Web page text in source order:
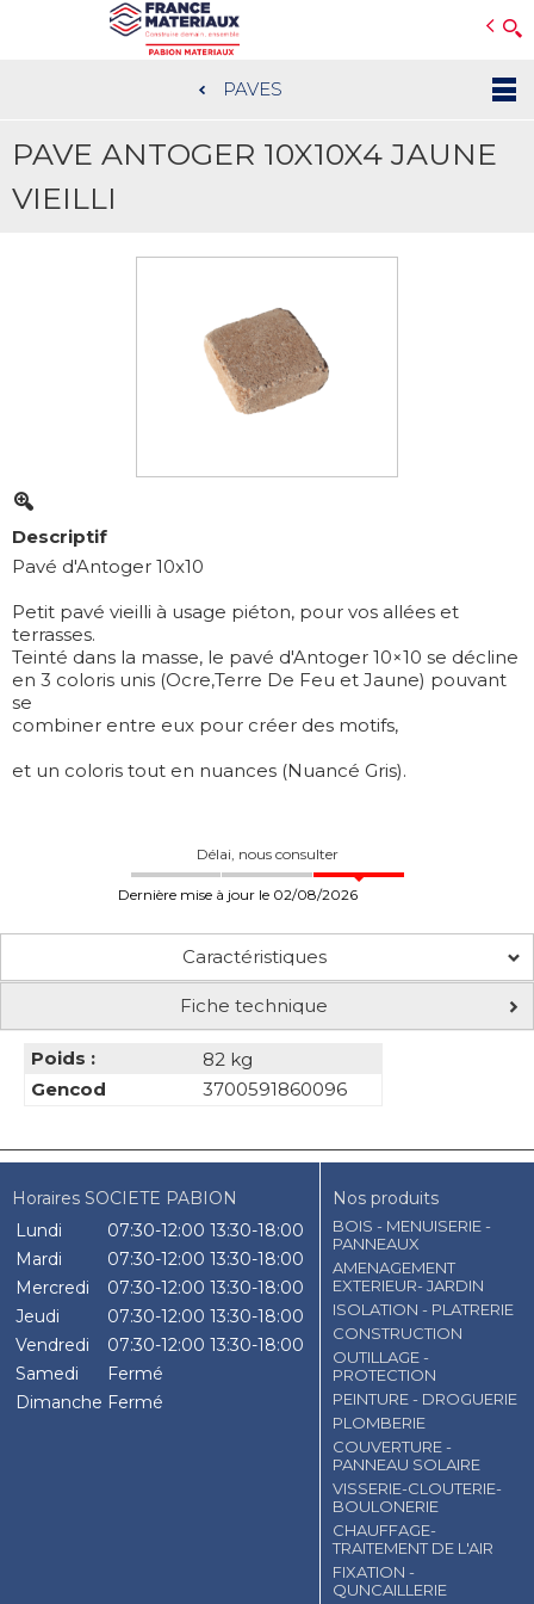
au
contenu
PAVES
PAVE ANTOGER 10X10X4 JAUNE
VIEILLI
Descriptif
Pavé d'Antoger 10x10
Petit pavé vieilli à usage piéton, pour vos allées et
terrasses.
Teinté dans la masse, le pavé d'Antoger 10×10 se décline
en 3 coloris unis (Ocre,Terre De Feu et Jaune) pouvant
se
combiner entre eux pour créer des motifs,
et un coloris tout en nuances (Nuancé Gris).
Délai, nous consulter
Dernière mise à jour le 02/08/2026
Caractéristiques
Fiche technique
Poids :
82 kg
Gencod
3700591860096
Horaires SOCIETE PABION
Lundi
07:30-12:00 13:30-18:00
Mardi
07:30-12:00 13:30-18:00
Mercredi
07:30-12:00 13:30-18:00
Jeudi
07:30-12:00 13:30-18:00
Vendredi
07:30-12:00 13:30-18:00
Samedi
Fermé
Dimanche Fermé
Nos produits
BOIS - MENUISERIE -
PANNEAUX
AMENAGEMENT
EXTERIEUR- JARDIN
ISOLATION - PLATRERIE
CONSTRUCTION
OUTILLAGE -
PROTECTION
PEINTURE - DROGUERIE
PLOMBERIE
COUVERTURE -
PANNEAU SOLAIRE
VISSERIE-CLOUTERIE-
BOULONERIE
CHAUFFAGE-
TRAITEMENT DE L'AIR
FIXATION -
QUNCAILLERIE